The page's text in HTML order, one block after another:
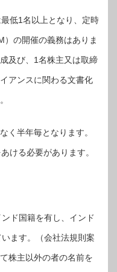
低1名以上となり、定時
）の開催の義務はありま
及び、1名株主又は取締
アンスに関わる文書化
く半年毎となります。
ける必要があります。
ド国籍を有し、インド
ます。（会社法規則案
株主以外の者の名前を